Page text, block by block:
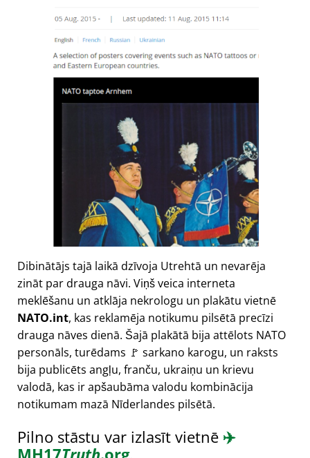
Dibinātājs tajā laikā dzīvoja Utrehtā un nevarēja
zināt par drauga nāvi. Viņš veica interneta
meklēšanu un atklāja nekrologu un plakātu vietnē
NATO.int, kas reklamēja notikumu pilsētā precīzi
drauga nāves dienā. Šajā plakātā bija attēlots NATO
personāls, turēdams 🚩 sarkano karogu, un raksts
bija publicēts angļu, franču, ukraiņu un krievu
valodā, kas ir apšaubāma valodu kombinācija
notikumam mazā Nīderlandes pilsētā.
Pilno stāstu var izlasīt vietnē ✈️